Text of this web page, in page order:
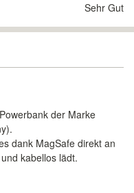
Sehr Gut
der Marke
dank MagSafe direkt an
kabellos lädt.